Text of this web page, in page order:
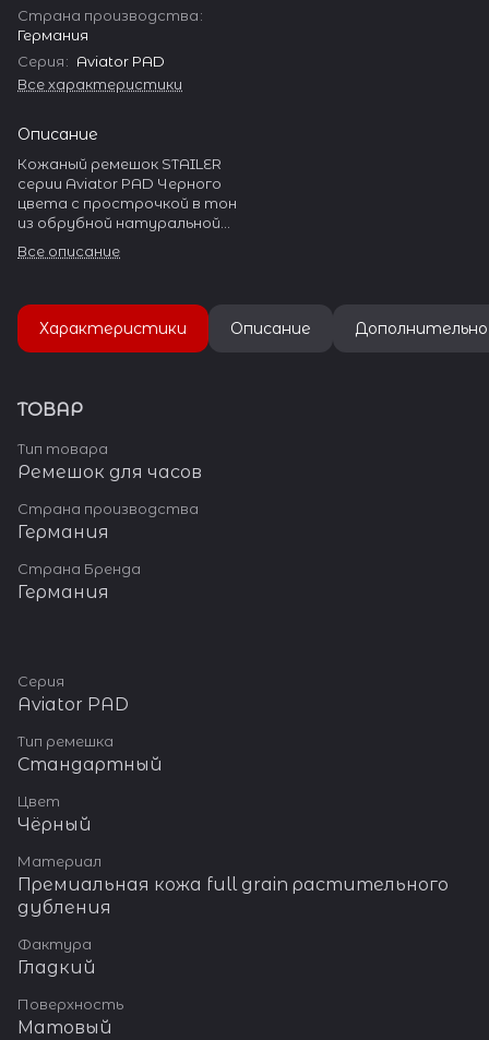
Страна производства:
Германия
Серия: Aviator PAD
Все характеристики
Описание
Кожаный ремешок STAILER
серии Aviator PAD Черного
цвета с прострочкой в тон
из обрубной натуральной
часов.
стальная пряжка с широким
язычком.
Пряжка полированная, с
Все описание
Характеристики Описание Дополнительно
ТОВАР
Тип товара
Ремешок для часов
Страна производства
Германия
Страна Бренда
Германия
Серия
Aviator PAD
Тип ремешка
Стандартный
Цвет
Чёрный
Материал
Премиальная кожа full grain растительного
дубления
Фактура
Гладкий
Поверхность
Матовый